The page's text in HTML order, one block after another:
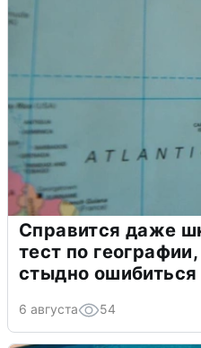
Справится даже
тест по
стыдно ошибиться
6 августа 54